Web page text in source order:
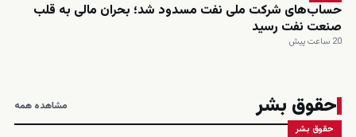
حساب‌های شرکت ملی نفت مسدود شد؛ بحران مالی به قلب
صنعت نفت رسید
20 ساعت پیش
حقوق بشر مشاهده همه
حقوق بشر